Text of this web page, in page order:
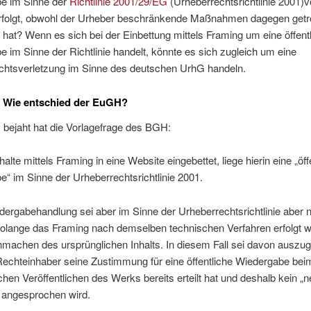
obwohl der Urheber beschränkende Maßnahmen dagegen
Wenn es sich bei der Einbettung mittels Framing um eine
im Sinne der Richtlinie handelt, könnte es sich zugleich um eine
im Sinne des deutschen UrhG handeln.
entschied der EuGH?
hat die Vorlagefrage des BGH:
mittels Framing in eine Website eingebettet, liege hierin eine
im Sinne der Urheberrechtsrichtlinie 2001.
sei aber im Sinne der Urheberrechtsrichtlinie aber
das Framing nach demselben technischen Verfahren erfolgt
des ursprünglichen Inhalts. In diesem Fall sei davon
seine Zustimmung für eine öffentliche Wiedergabe
Veröffentlichen des Werks bereits erteilt hat und deshalb kein
wird.